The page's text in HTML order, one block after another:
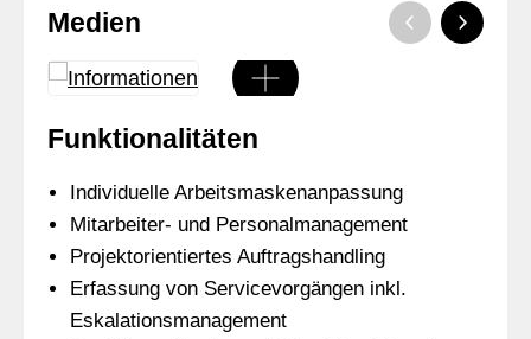
Medien
Funktionalitäten
Individuelle Arbeitsmaskenanpassung
Mitarbeiter- und Personalmanagement
Projektorientiertes Auftragshandling
Erfassung von Servicevorgängen inkl.
Eskalationsmanagement